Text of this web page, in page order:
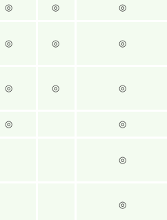
◎ ◎ ◎
◎ ◎ ◎
◎ ◎ ◎
◎ ◎
◎
◎